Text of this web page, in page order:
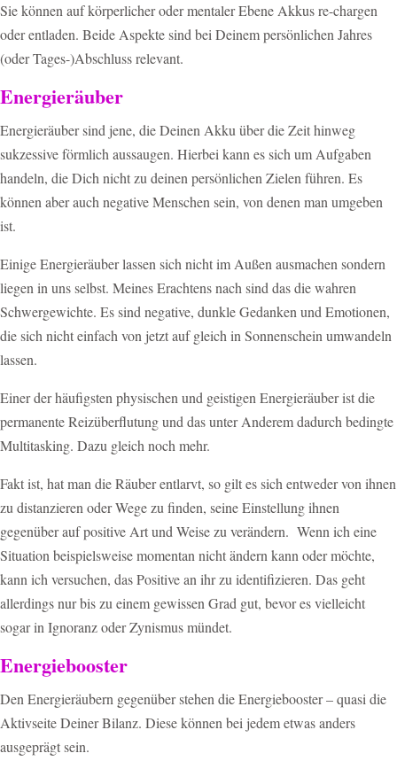
Sie können auf körperlicher oder mentaler Ebene Akkus re-chargen
oder entladen. Beide Aspekte sind bei Deinem persönlichen Jahres
(oder Tages-)Abschluss relevant.
Energieräuber
Energieräuber sind jene, die Deinen Akku über die Zeit hinweg
sukzessive förmlich aussaugen. Hierbei kann es sich um Aufgaben
handeln, die Dich nicht zu deinen persönlichen Zielen führen. Es
können aber auch negative Menschen sein, von denen man umgeben
ist.
Einige Energieräuber lassen sich nicht im Außen ausmachen sondern
liegen in uns selbst. Meines Erachtens nach sind das die wahren
Schwergewichte. Es sind negative, dunkle Gedanken und Emotionen,
die sich nicht einfach von jetzt auf gleich in Sonnenschein umwandeln
lassen.
Einer der häufigsten physischen und geistigen Energieräuber ist die
permanente Reizüberflutung und das unter Anderem dadurch bedingte
Multitasking. Dazu gleich noch mehr.
Fakt ist, hat man die Räuber entlarvt, so gilt es sich entweder von ihnen
zu distanzieren oder Wege zu finden, seine Einstellung ihnen
gegenüber auf positive Art und Weise zu verändern. Wenn ich eine
Situation beispielsweise momentan nicht ändern kann oder möchte,
kann ich versuchen, das Positive an ihr zu identifizieren. Das geht
allerdings nur bis zu einem gewissen Grad gut, bevor es vielleicht
sogar in Ignoranz oder Zynismus mündet.
Energiebooster
Den Energieräubern gegenüber stehen die Energiebooster – quasi die
Aktivseite Deiner Bilanz. Diese können bei jedem etwas anders
ausgeprägt sein.